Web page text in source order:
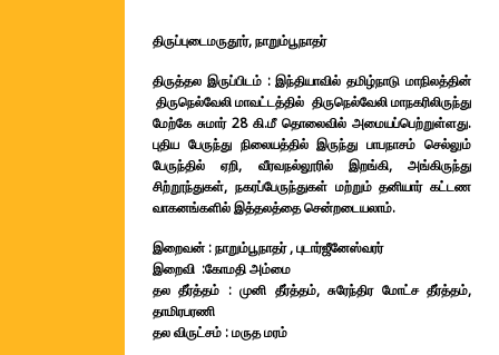
திருப்புடைமருதூர், நாறும்பூநாதர்
திருத்தல இருப்பிடம் : இந்தியாவில் தமிழ்நாடு மாநிலத்தின்
திருநெல்வேலி மாவட்டத்தில் திருநெல்வேலி மாநகரிலிருந்து
மேற்கே சுமார் 28 கி.மீ தொலைவில் அமையப்பெற்றுள்ளது.
புதிய பேருந்து நிலையத்தில் இருந்து பாபநாசம் செல்லும்
பேருந்தில் ஏறி, வீரவநல்லூரில் இறங்கி, அங்கிருந்து
சிற்றூந்துகள், நகரப்பேருந்துகள் மற்றும் தனியார் கட்டண
வாகனங்களில் இத்தலத்தை சென்றடையலாம்.
இறைவன் : நாறும்பூநாதர் , புடார்ஜீனேஸ்வரர்
இறைவி :கோமதி அம்மை
தல தீர்த்தம் : முனி தீர்த்தம், சுரேந்திர மோட்ச தீர்த்தம்,
தாமிரபரணி
தல விருட்சம் : மருத மரம்